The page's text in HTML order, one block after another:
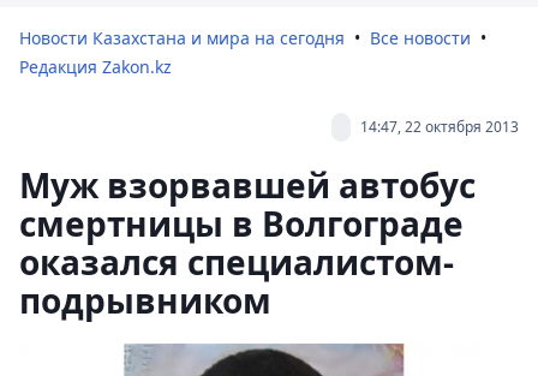
Новости Казахстана и мира на сегодня
Все новости
Редакция Zakon.kz
14:47, 22 октября 2013
Муж взорвавшей автобус
смертницы в Волгограде
оказался специалистом-
подрывником